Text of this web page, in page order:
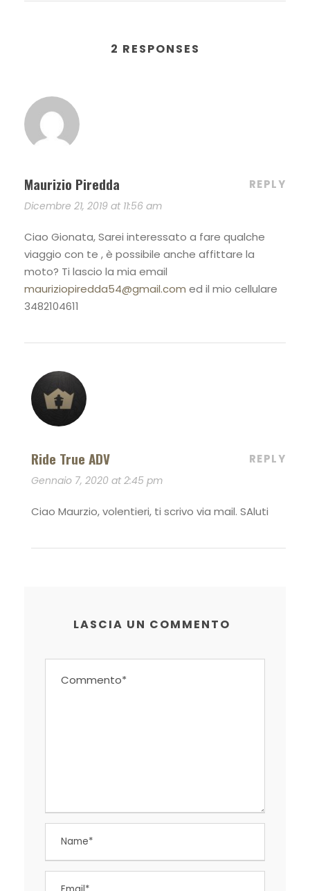
2 RESPONSES
Maurizio Piredda
Dicembre 21, 2019 at 11:56 am
REPLY
Ciao Gionata, Sarei interessato a fare qualche
viaggio con te , è possibile anche affittare la
moto? Ti lascio la mia email
mauriziopiredda54@gmail.com ed il mio cellulare
3482104611
Ride True ADV
Gennaio 7, 2020 at 2:45 pm
REPLY
Ciao Maurzio, volentieri, ti scrivo via mail. SAluti
LASCIA UN COMMENTO